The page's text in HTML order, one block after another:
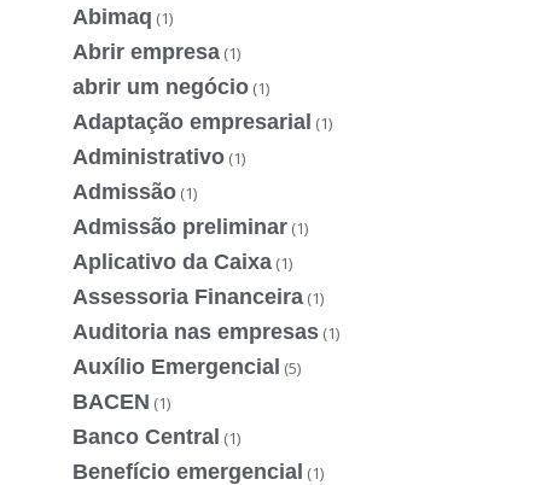
Abimaq (1)
Abrir empresa (1)
abrir um negócio (1)
Adaptação empresarial (1)
Administrativo (1)
Admissão (1)
Admissão preliminar (1)
Aplicativo da Caixa (1)
Assessoria Financeira (1)
Auditoria nas empresas (1)
Auxílio Emergencial (5)
BACEN (1)
Banco Central (1)
Benefício emergencial (1)